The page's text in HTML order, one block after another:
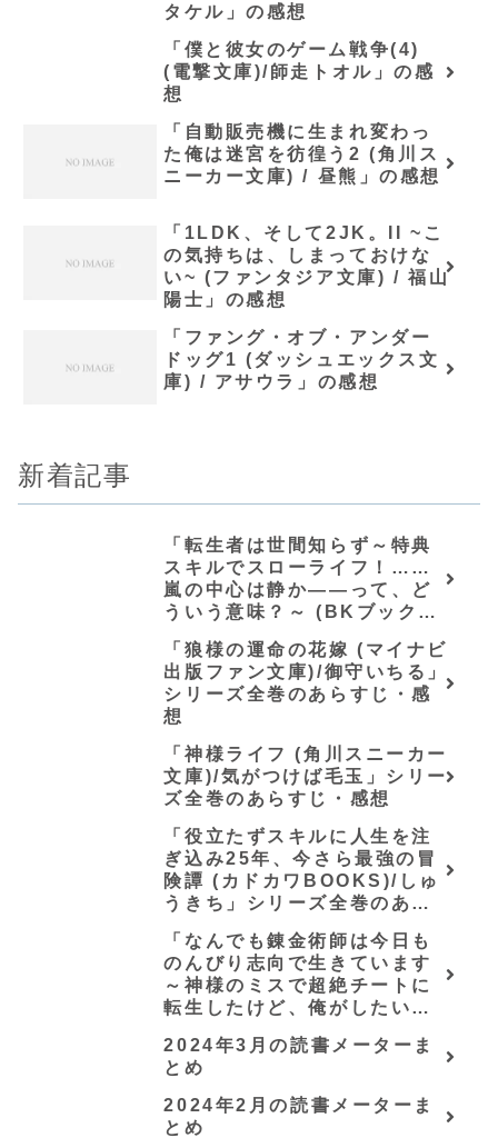
タケル」の感想
「僕と彼女のゲーム戦争(4)
(電撃文庫)/師走トオル」の感
想
「自動販売機に生まれ変わっ
た俺は迷宮を彷徨う2 (角川ス
ニーカー文庫) / 昼熊」の感想
「1LDK、そして2JK。II ~こ
の気持ちは、しまっておけな
い~ (ファンタジア文庫) / 福山
陽士」の感想
「ファング・オブ・アンダー
ドッグ1 (ダッシュエックス文
庫) / アサウラ」の感想
新着記事
「転生者は世間知らず～特典
スキルでスローライフ！……
嵐の中心は静か――って、ど
ういう意味？～ (BKブック
らすじ・感想
「狼様の運命の花嫁 (マイナビ
出版ファン文庫)/御守いちる」
シリーズ全巻のあらすじ・感
想
「神様ライフ (角川スニーカー
文庫)/気がつけば毛玉」シリー
ズ全巻のあらすじ・感想
「役立たずスキルに人生を注
ぎ込み25年、今さら最強の冒
険譚 (カドカワBOOKS)/しゅ
うきち」シリーズ全巻のあら
「なんでも錬金術師は今日も
のんびり志向で生きています
～神様のミスで超絶チートに
転生したけど、俺がしたいの
会の立上げです～（グラスト
ノベルス） (グラスト
NOVELS)/可換環」シリーズ
全巻のあらすじ・感想
2024年3月の読書メーターま
とめ
2024年2月の読書メーターま
とめ